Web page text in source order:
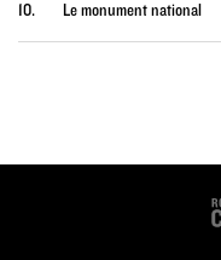
10. Le monument national